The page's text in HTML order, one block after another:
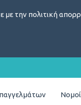
την πολιτική